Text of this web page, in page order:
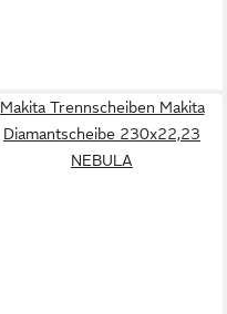
Makita Trennscheiben Makita
Diamantscheibe 230x22,23
NEBULA